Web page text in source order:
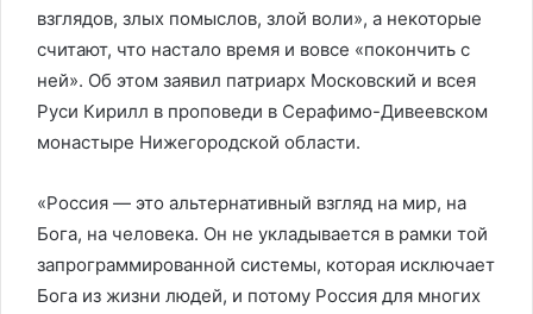
взглядов, злых помыслов, злой воли», а некоторые
считают, что настало время и вовсе «покончить с
ней». Об этом заявил патриарх Московский и всея
Руси Кирилл в проповеди в Серафимо-Дивеевском
монастыре Нижегородской области.
«Россия — это альтернативный взгляд на мир, на
Бога, на человека. Он не укладывается в рамки той
запрограммированной системы, которая исключает
Бога из жизни людей, и потому Россия для многих